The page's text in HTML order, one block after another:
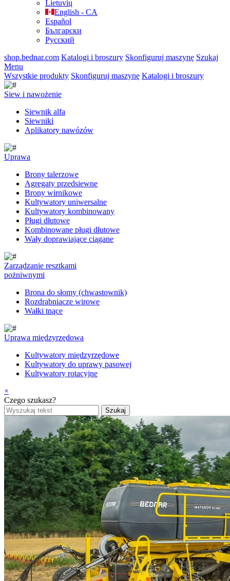
Lietuvių
English - CA
Español
Български
Русский
shop.bednar.com Katalogi i broszury Skonfiguruj maszynę Szukaj
Menu
Wszystkie produkty Skonfiguruj maszynę Katalogi i broszury
Siew i nawożenie
Siewnik alfa
Siewniki
Aplikatory nawózów
Uprawa
Brony talerzowe
Agregaty przedsiewne
Brony wirnikowe
Kultywatory uniwersalne
Kultywatory kombinowany
Pługi dłutowe
Kombinowane pługi dłutowe
Wały doprawiające ciągane
Zarządzanie resztkami
pożniwnymi
Brona do słomy (chwastownik)
Rozdrabniacze wirowe
Wałki tnące
Uprawa międzyrzędowa
Kultywatory międzyrzędowe
Kultywatory do uprawy pasowej
Kultywatory rotacyjne
×
Czego szukasz?